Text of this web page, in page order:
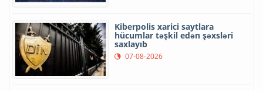
Kiberpolis xarici saytlara
hücumlar təşkil edən şəxsləri
saxlayıb
07-08-2026